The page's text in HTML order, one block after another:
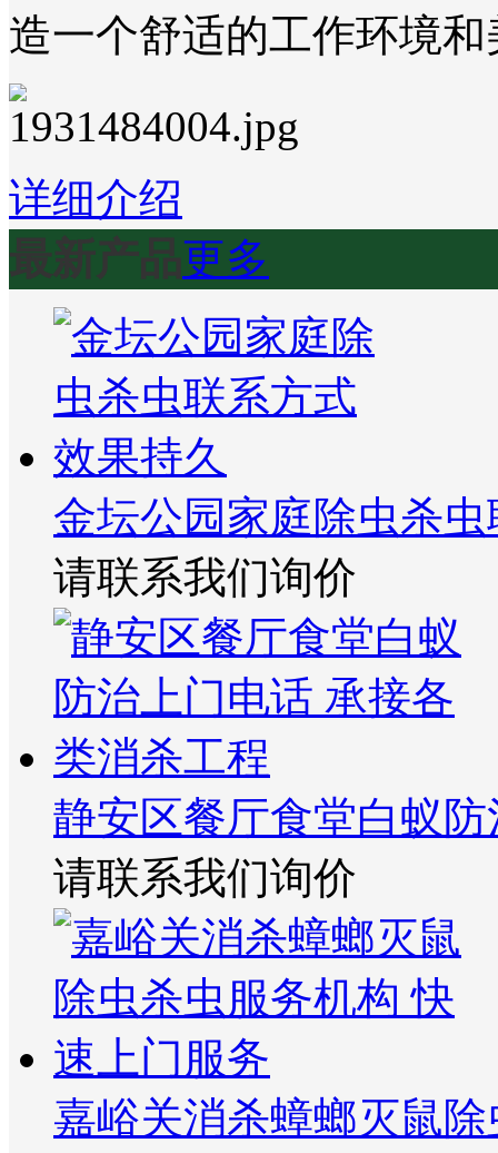
造一个舒适的工作环境
详细介绍
最新产品更多
金坛公园家庭除虫杀
请联系我们询价
静安区餐厅食堂白蚁
请联系我们询价
嘉峪关消杀蟑螂灭鼠